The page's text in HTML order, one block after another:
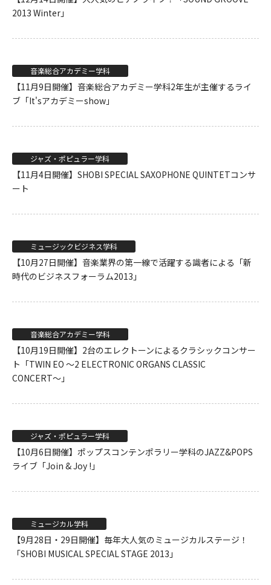
2013 Winter」
音楽総合アカデミー学科
【11月9日開催】音楽総合アカデミー学科2年生が主催するライ
ブ「It'sアカデミーshow」
ジャズ・ポピュラー学科
【11月4日開催】SHOBI SPECIAL SAXOPHONE QUINTETコンサ
ート
ミュージックビジネス学科
【10月27日開催】音楽業界の第一線で活躍する識者による「新
時代のビジネスフォーラム2013」
音楽総合アカデミー学科
【10月19日開催】2台のエレクトーンによるクラシックコンサー
ト「TWIN EO 〜2 ELECTRONIC ORGANS CLASSIC
CONCERT〜」
ジャズ・ポピュラー学科
【10月6日開催】ポップスコンテンポラリー学科のJAZZ&POPS
ライブ「Join & Joy !」
ミュージカル学科
【9月28日・29日開催】毎年大人気のミュージカルステージ！
「SHOBI MUSICAL SPECIAL STAGE 2013」